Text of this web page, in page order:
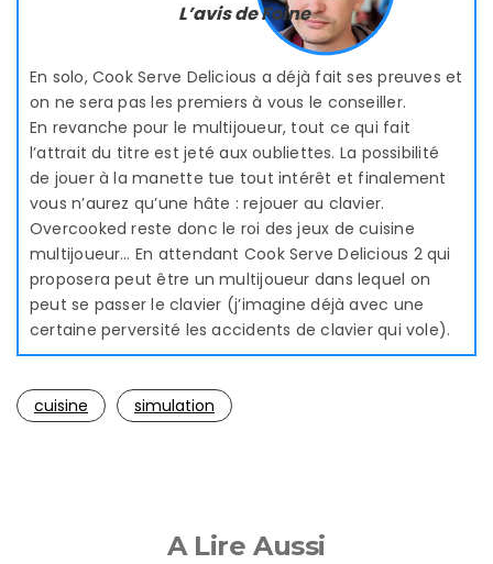
L’avis de Foine
En solo, Cook Serve Delicious a déjà fait ses preuves et
on ne sera pas les premiers à vous le conseiller.
En revanche pour le multijoueur, tout ce qui fait
l’attrait du titre est jeté aux oubliettes. La possibilité
de jouer à la manette tue tout intérêt et finalement
vous n’aurez qu’une hâte : rejouer au clavier.
Overcooked reste donc le roi des jeux de cuisine
multijoueur… En attendant Cook Serve Delicious 2 qui
proposera peut être un multijoueur dans lequel on
peut se passer le clavier (j’imagine déjà avec une
certaine perversité les accidents de clavier qui vole).
cuisine simulation
A Lire Aussi